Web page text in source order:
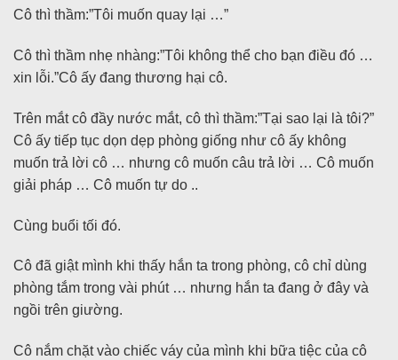
Cô thì thầm:”Tôi muốn quay lại …”
Cô thì thầm nhẹ nhàng:”Tôi không thể cho bạn điều đó …
xin lỗi.”Cô ấy đang thương hại cô.
Trên mắt cô đầy nước mắt, cô thì thầm:”Tại sao lại là tôi?”
Cô ấy tiếp tục dọn dẹp phòng giống như cô ấy không
muốn trả lời cô … nhưng cô muốn câu trả lời … Cô muốn
giải pháp … Cô muốn tự do ..
Cùng buổi tối đó.
Cô đã giật mình khi thấy hắn ta trong phòng, cô chỉ dùng
phòng tắm trong vài phút … nhưng hắn ta đang ở đây và
ngồi trên giường.
Cô nắm chặt vào chiếc váy của mình khi bữa tiệc của cô